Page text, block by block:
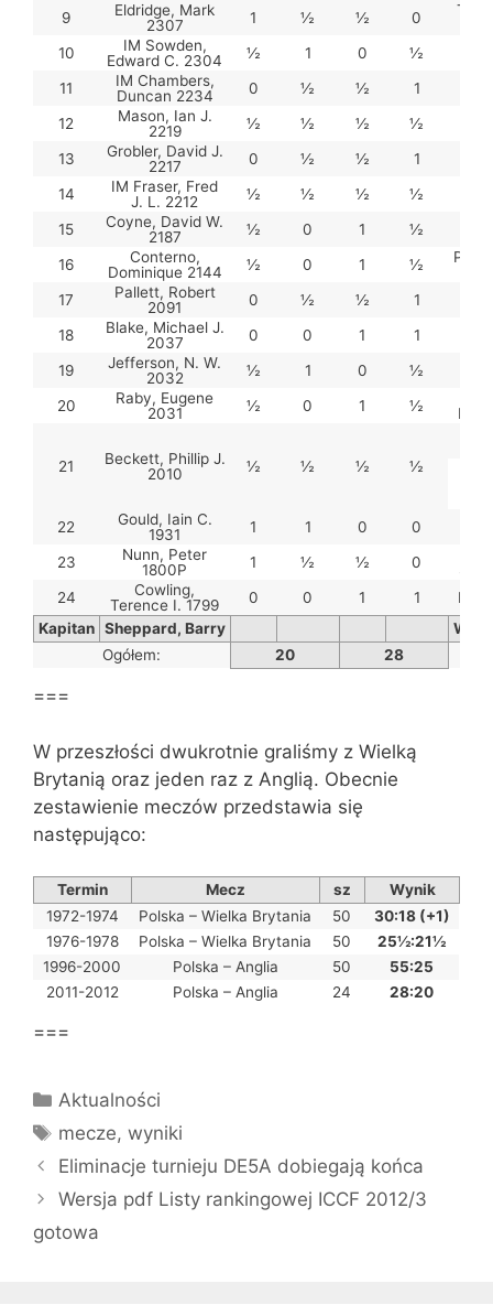
9
Eldridge, Mark
2307
1 ½ ½ 0
10
IM Sowden,
Edward C. 2304
½ 1 0 ½
11
IM Chambers,
Duncan 2234
0 ½ ½ 1
12
Mason, Ian J.
2219
½ ½ ½ ½
13
Grobler, David J.
2217
0 ½ ½ 1
14
IM Fraser, Fred
J. L. 2212
½ ½ ½ ½
15
Coyne, David W.
2187
½ 0 1 ½
16
Conterno,
Dominique 2144
½ 0 1 ½
17
Pallett, Robert
2091
0 ½ ½ 1
18
Blake, Michael J.
2037
0 0 1 1
19
Jefferson, N. W.
2032
½ 1 0 ½
20
Raby, Eugene
2031
½ 0 1 ½
21
Beckett, Phillip J.
2010
½ ½ ½ ½
22
Gould, Iain C.
1931
1 1 0 0
23
Nunn, Peter
1800P
1 ½ ½ 0
24
Cowling,
Terence I. 1799
0 0 1 1
Kapitan Sheppard, Barry
Ogółem:
20 28
===
W przeszłości dwukrotnie graliśmy z Wielką
Brytanią oraz jeden raz z Anglią. Obecnie
zestawienie meczów przedstawia się
następująco:
Termin Mecz sz
Wynik
1972-1974
Polska – Wielka Brytania 50
30:18 (+1)
1976-1978
Polska – Wielka Brytania 50
25½:21½
1996-2000
Polska – Anglia 50
55:25
2011-2012
Polska – Anglia 24 28:20
===
Kategorie
Aktualności
Tagi
mecze,wyniki
Eliminacje turnieju DE5A dobiegają końca
Wersja pdf Listy rankingowej ICCF 2012/3
gotowa